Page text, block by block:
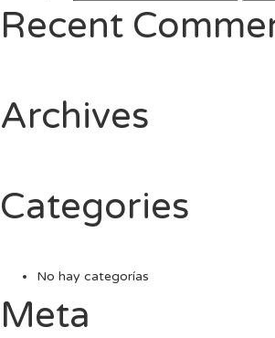
Recent
Archives
Categories
No hay categorías
Meta